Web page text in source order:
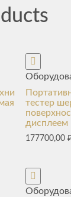
тестер
дисплеем
177700,00